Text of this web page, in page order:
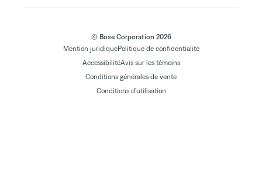
© Bose Corporation 2026
Mention juridiquePolitique de confidentialité
AccessibilitéAvis sur les témoins
Conditions générales de vente
Conditions d'utilisation